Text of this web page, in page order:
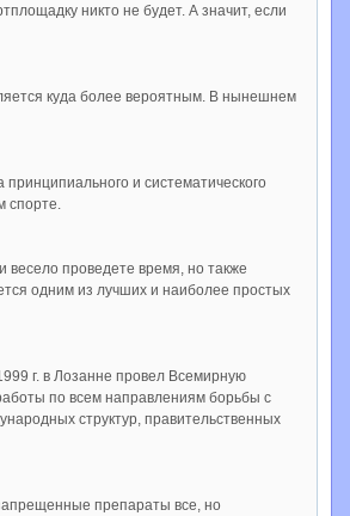
никто не будет. А значит, если
куда более вероятным. В нынешнем
и систематического
спорте.
весело проведете время, но также
одним из лучших и наиболее простых
г. в Лозанне провел Всемирную
по всем направлениям борьбы с
структур, правительственных
препараты все, но